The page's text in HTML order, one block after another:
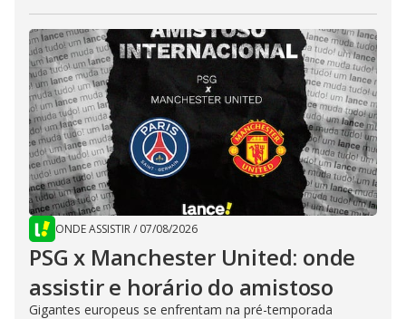
ONDE ASSISTIR/ 07/08/2026
PSG x Manchester United: onde
assistir e horário do amistoso
Gigantes europeus se enfrentam na pré-temporada